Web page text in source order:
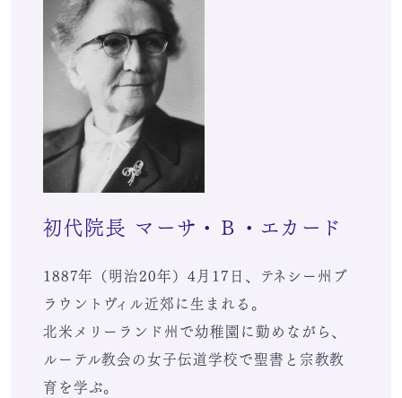
初代院長 マーサ・Ｂ・エカード
1887年（明治20年）4月17日、テネシー州ブ
ラウントヴィル近郊に生まれる。
北米メリーランド州で幼稚園に勤めながら、
ルーテル教会の女子伝道学校で聖書と宗教教
育を学ぶ。